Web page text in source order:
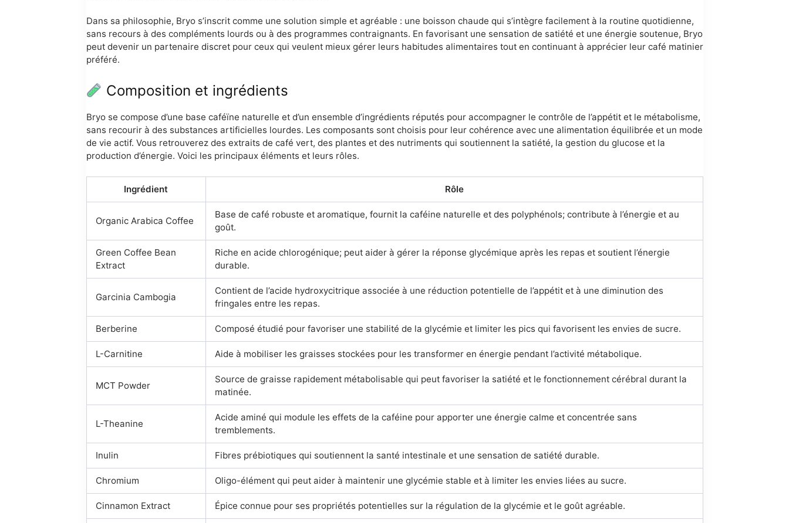
Dans sa philosophie, Bryo s’inscrit comme une solution simple et agréable : une boisson chaude qui s’intègre facilement à la routine quotidienne,
sans recours à des compléments lourds ou à des programmes contraignants. En favorisant une sensation de satiété et une énergie soutenue, Bryo
peut devenir un partenaire discret pour ceux qui veulent mieux gérer leurs habitudes alimentaires tout en continuant à apprécier leur café matinier
préféré.
Composition et ingrédients
Bryo se compose d’une base caféïne naturelle et d’un ensemble d’ingrédients réputés pour accompagner le contrôle de l’appétit et le métabolisme,
sans recourir à des substances artificielles lourdes. Les composants sont choisis pour leur cohérence avec une alimentation équilibrée et un mode
de vie actif. Vous retrouverez des extraits de café vert, des plantes et des nutriments qui soutiennent la satiété, la gestion du glucose et la
production d’énergie. Voici les principaux éléments et leurs rôles.
Ingrédient Rôle
Organic Arabica Coffee
Base de café robuste et aromatique, fournit la caféine naturelle et des polyphénols; contribute à l’énergie et au
goût.
Green Coffee Bean
Extract
Riche en acide chlorogénique; peut aider à gérer la réponse glycémique après les repas et soutient l’énergie
durable.
Garcinia Cambogia
Contient de l’acide hydroxycitrique associée à une réduction potentielle de l’appétit et à une diminution des
fringales entre les repas.
Berberine Composé étudié pour favoriser une stabilité de la glycémie et limiter les pics qui favorisent les envies de sucre.
L-Carnitine Aide à mobiliser les graisses stockées pour les transformer en énergie pendant l’activité métabolique.
MCT Powder
Source de graisse rapidement métabolisable qui peut favoriser la satiété et le fonctionnement cérébral durant la
matinée.
L-Theanine
Acide aminé qui module les effets de la caféine pour apporter une énergie calme et concentrée sans
tremblements.
Inulin Fibres prébiotiques qui soutiennent la santé intestinale et une sensation de satiété durable.
Chromium Oligo-élément qui peut aider à maintenir une glycémie stable et à limiter les envies liées au sucre.
Cinnamon Extract Épice connue pour ses propriétés potentielles sur la régulation de la glycémie et le goût agréable.